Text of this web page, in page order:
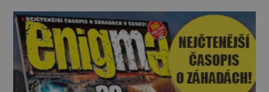
vyhýbají! Už jste o těchto lesích slyšeli? A odvážili
byste se je navštívit? [gallery ids="17